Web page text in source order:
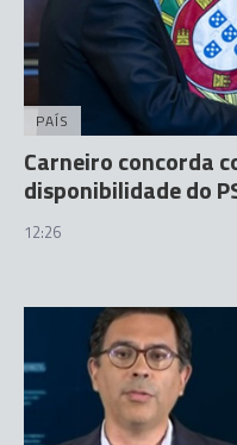
PAÍS
Carneiro concorda
disponibilidade do
12:26